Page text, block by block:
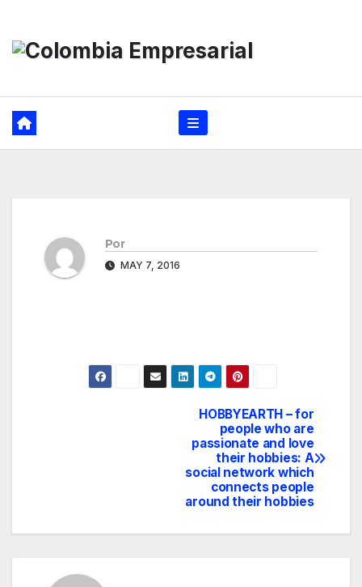
contenido
Por
MAY 7, 2016
HOBBYEARTH – for
people who are
passionate and love
their hobbies: A
social network which
connects people
around their hobbies